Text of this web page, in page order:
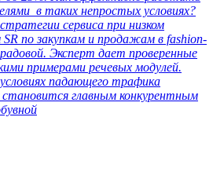
в таких непростых условиях?
сервиса при низком
по закупкам и продажам в fashion-
Эксперт дает проверенные
примерами речевых модулей.
падающего трафика
становится главным конкурентным